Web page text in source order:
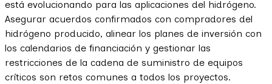
está evolucionando para las aplicaciones del hidrógeno.
Asegurar acuerdos confirmados con compradores del
hidrógeno producido, alinear los planes de inversión con
los calendarios de financiación y gestionar las
restricciones de la cadena de suministro de equipos
críticos son retos comunes a todos los proyectos.